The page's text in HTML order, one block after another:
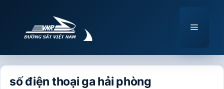
Menu
số điện thoại ga hải phòng